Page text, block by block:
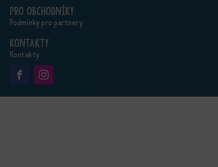
Pro obchodníky
Podmínky pro partnery
Kontakty
Kontakty